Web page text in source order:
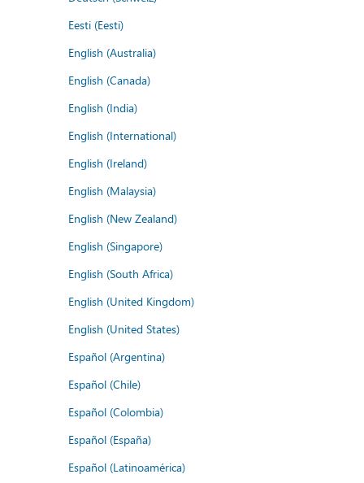
Eesti (Eesti)
English (Australia)
English (Canada)
English (India)
English (International)
English (Ireland)
English (Malaysia)
English (New Zealand)
English (Singapore)
English (South Africa)
English (United Kingdom)
English (United States)
Español (Argentina)
Español (Chile)
Español (Colombia)
Español (España)
Español (Latinoamérica)